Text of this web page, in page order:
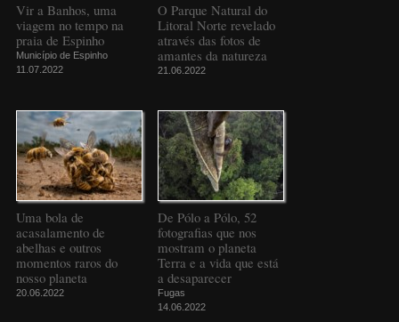
Vir a Banhos, uma
viagem no tempo na
praia de Espinho
Município de Espinho
11.07.2022
O Parque Natural do
Litoral Norte revelado
através das fotos de
amantes da natureza
21.06.2022
Uma bola de
acasalamento de
abelhas e outros
momentos raros do
nosso planeta
20.06.2022
De Pólo a Pólo, 52
fotografias que nos
mostram o planeta
Terra e a vida que está
a desaparecer
Fugas
14.06.2022